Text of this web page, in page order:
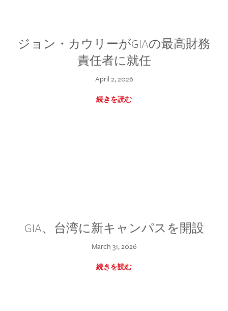
ジョン・カウリーがGIAの最高財務
責任者に就任
April 2, 2026
続きを読む
GIA、台湾に新キャンパスを開設
March 31, 2026
続きを読む